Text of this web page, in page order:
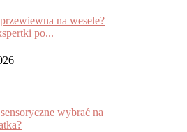
na wesele?
po...
wybrać na